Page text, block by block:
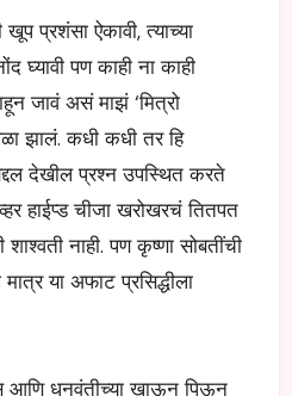
खूप प्रशंसा ऐकावी, त्याच्या
घ्यावी पण काही ना काही
जावं असं माझं ‘मित्रो
झालं. कधी कधी तर हि
देखील प्रश्न उपस्थित करते
हाईप्ड चीजा खरोखरचं तितपत
नाही. पण कृष्णा सोबतींची
या अफाट प्रसिद्धीला
आणि धनवंतीच्या खाऊन पिऊन